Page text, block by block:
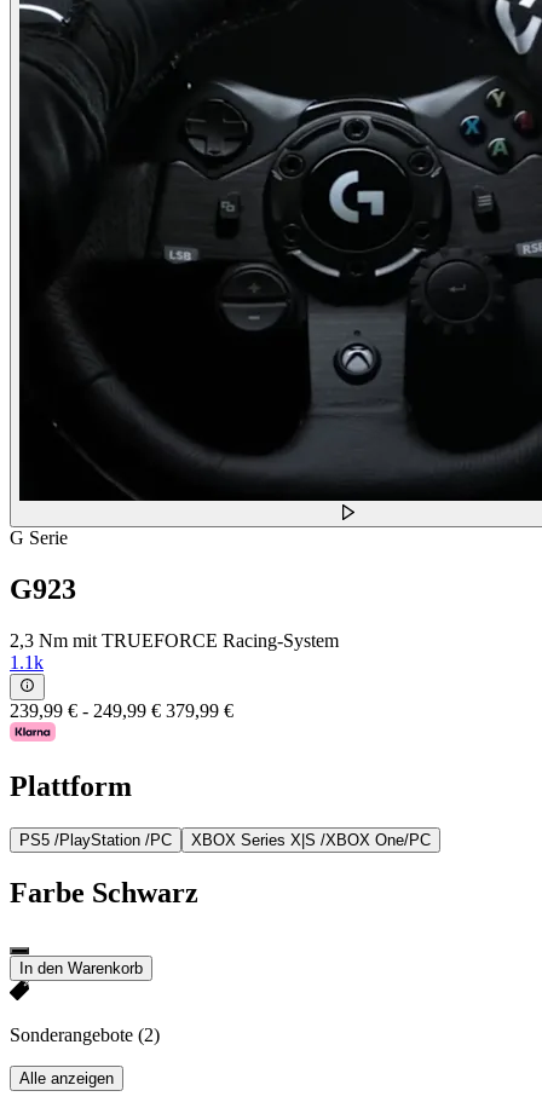
G Serie
G923
2,3 Nm mit TRUEFORCE Racing-System
1.1k
239,99 € - 249,99 € 379,99 €
Plattform
PS5 /PlayStation /PC XBOX Series X|S /XBOX One/PC
Farbe Schwarz
In den Warenkorb
Sonderangebote (2)
Alle anzeigen